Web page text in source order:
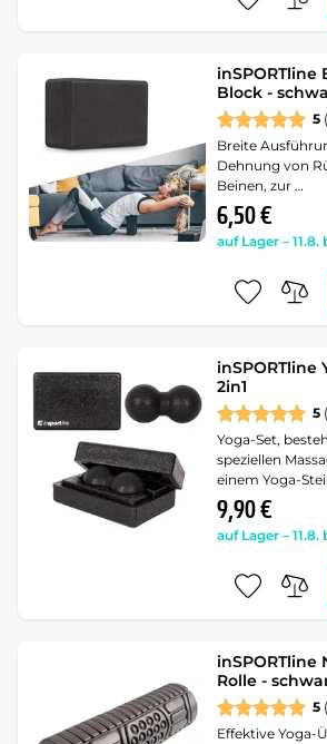
inSPORTline
Block -
5
Breite
Dehnung von
Beinen, zur …
6,50 €
auf Lager – 11.8.
inSPORTline
2in1
5
Yoga-Set,
speziellen
einem Yoga-
9,90 €
auf Lager – 11.8.
inSPORTline
Rolle -
5
Effektive Yoga-